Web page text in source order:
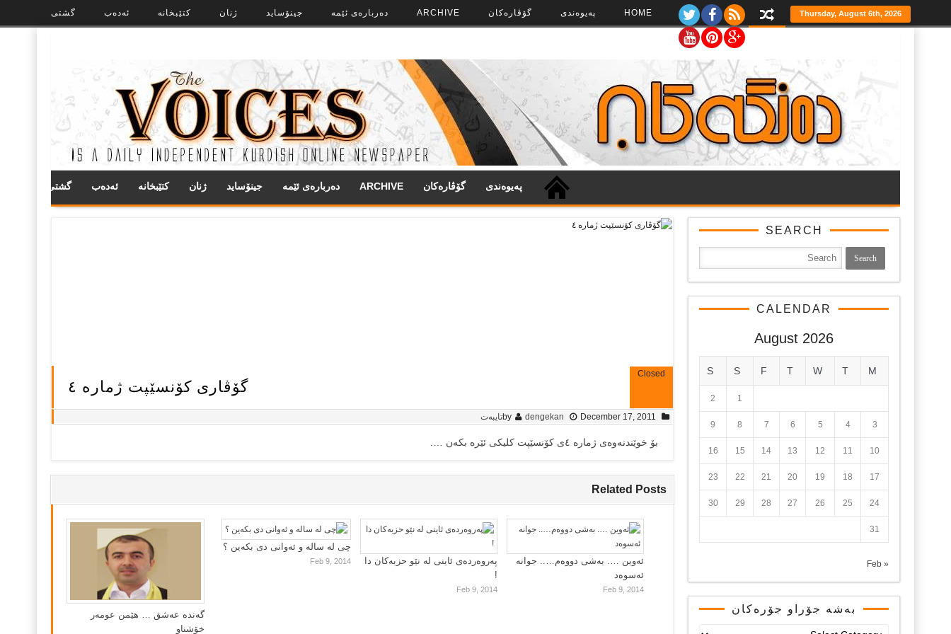
گشتی ئەدەب کتێبخانە ژنان جینۆساید ده‌رباره‌ی ئێمه ARCHIVE گۆڤاره‌کان په‌‌یوه‌ندی HOME Thursday, August 6th, 2026
گشتی ئەدەب کتێبخانە ژنان جینۆساید ده‌رباره‌ی ئێمه ARCHIVE گۆڤاره‌کان په‌‌یوه‌ندی
گۆڤاری کۆنسێپت ژمارە ٤
Closed
by dengekan December 17, 2011 تایبەت
بۆ خوێندنەوەی ژمارە ٤ی کۆنسێپت کلیکی ئێرە بکەن ….
Related Posts
گه‌نده‌ عه‌شق … هێمن عومه‌ر
خۆشناو
چی لە سالە و ئەوانی دی بكەین ؟
Feb 9, 2014
پەروەردەی ئاینی لە نێو حزبەکان دا
!
Feb 9, 2014
ئەوین …. بەشی دووەم….. جوانە
ئەسوەد
Feb 9, 2014
SEARCH
CALENDAR
August 2026
M
T
W
T
F
S
S
1
2
3
4
5
6
7
8
9
10
11
12
13
14
15
16
17
18
19
20
21
22
23
24
25
26
27
28
29
30
31
« Feb
بەشە جۆراو جۆرەکان